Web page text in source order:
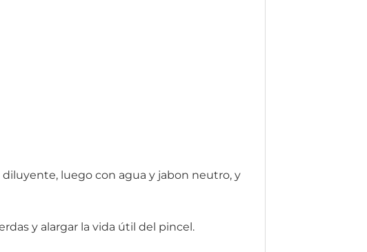
diluyente, luego con agua y jabon neutro, y
y alargar la vida útil del pincel.